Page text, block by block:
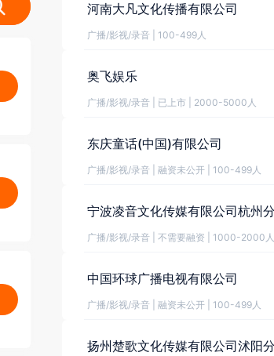
河南大凡文化传播有限公司
广播/影视/录音 100-499人
奥飞娱乐
广播/影视/录音 已上市 2000-5000人
东庆童话(中国)有限公司
广播/影视/录音 融资未公开 100-499人
广播/影视/录音 不需要融资 1000-2000人
中国环球广播电视有限公司
广播/影视/录音 融资未公开 100-499人